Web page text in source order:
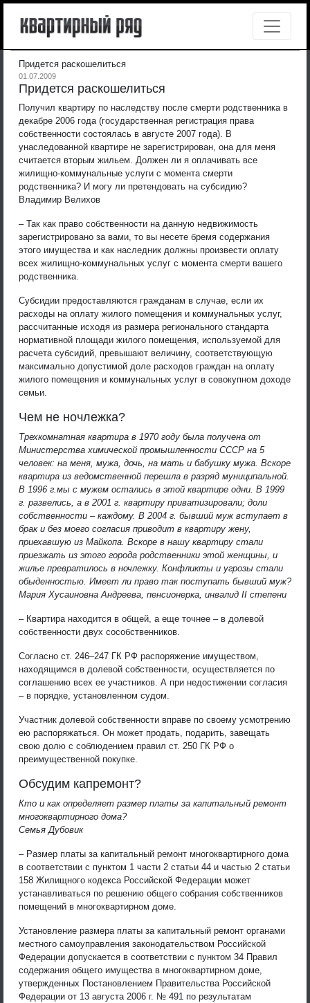
Придется раскошелиться
01.07.2009
Придется раскошелиться
Получил квартиру по наследству после смерти родственника в
декабре 2006 года (государственная регистрация права
собственности состоялась в августе 2007 года). В
унаследованной квартире не зарегистрирован, она для меня
считается вторым жильем. Должен ли я оплачивать все
жилищно-коммунальные услуги с момента смерти
родственника? И могу ли претендовать на субсидию?
Владимир Велихов
– Так как право собственности на данную недвижимость
зарегистрировано за вами, то вы несете бремя содержания
этого имущества и как наследник должны произвести оплату
всех жилищно-коммунальных услуг с момента смерти вашего
родственника.
Субсидии предоставляются гражданам в случае, если их
расходы на оплату жилого помещения и коммунальных услуг,
рассчитанные исходя из размера регионального стандарта
нормативной площади жилого помещения, используемой для
расчета субсидий, превышают величину, соответствующую
максимально допустимой доле расходов граждан на оплату
жилого помещения и коммунальных услуг в совокупном доходе
семьи.
Чем не ночлежка?
Трехкомнатная квартира в 1970 году была получена от
Министерства химической промышленности CССР на 5
человек: на меня, мужа, дочь, на мать и бабушку мужа. Вскоре
квартира из ведомственной перешла в разряд муниципальной.
В 1996 г.мы с мужем остались в этой квартире одни. В 1999
г. развелись, а в 2001 г. квартиру приватизировали; доли
собственности – каждому. В 2004 г. бывший муж вступает в
брак и без моего согласия приводит в квартиру жену,
приехавшую из Майкопа. Вскоре в нашу квартиру стали
приезжать из этого города родственники этой женщины, и
жилье превратилось в ночлежку. Конфликты и угрозы стали
обыденностью. Имеет ли право так поступать бывший муж?
Мария Хусаиновна Андреева, пенсионерка, инвалид II степени
– Квартира находится в общей, а еще точнее – в долевой
собственности двух сособственников.
Согласно ст. 246–247 ГК РФ распоряжение имуществом,
находящимся в долевой собственности, осуществляется по
соглашению всех ее участников. А при недостижении согласия
– в порядке, установленном судом.
Участник долевой собственности вправе по своему усмотрению
ею распоряжаться. Он может продать, подарить, завещать
свою долю с соблюдением правил ст. 250 ГК РФ о
преимущественной покупке.
Обсудим капремонт?
Кто и как определяет размер платы за капитальный ремонт
многоквартирного дома?
Семья Дубовик
– Размер платы за капитальный ремонт многоквартирного дома
в соответствии с пунктом 1 части 2 статьи 44 и частью 2 статьи
158 Жилищного кодекса Российской Федерации может
устанавливаться по решению общего собрания собственников
помещений в многоквартирном доме.
Установление размера платы за капитальный ремонт органами
местного самоуправления законодательством Российской
Федерации допускается в соответствии с пунктом 34 Правил
содержания общего имущества в многоквартирном доме,
утвержденных Постановлением Правительства Российской
Федерации от 13 августа 2006 г. № 491 по результатам